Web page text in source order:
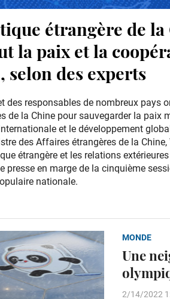
étrangère de la
la paix et la
selon des experts
des responsables de nombreux pays
de la Chine pour sauvegarder la paix
et le développement
des Affaires étrangères de la
étrangère et les relations
presse en marge de la cinquième
nationale.
MONDE
Une
2/14/2022